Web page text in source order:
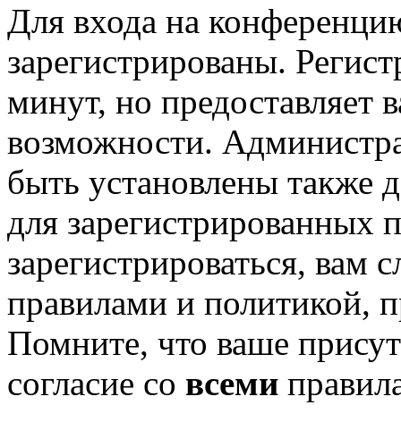
Для входа на
зарегистрированы.
минут, но предоставляет
возможности.
быть установлены также
для зарегистрированных
зарегистрироваться, вам
правилами и политикой,
Помните, что ваше
согласие со всеми